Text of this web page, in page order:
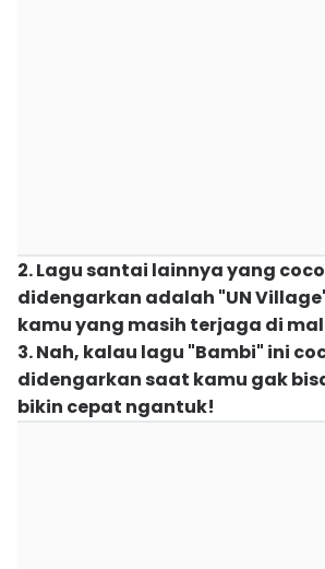
2. Lagu santai lainnya yang
didengarkan adalah "UN
kamu yang masih terjaga di
3. Nah, kalau lagu "Bambi" ini
didengarkan saat kamu gak
bikin cepat ngantuk!